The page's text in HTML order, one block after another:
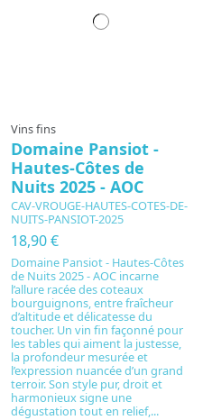
Vins fins
Domaine Pansiot -
Hautes-Côtes de
Nuits 2025 - AOC
CAV-VROUGE-HAUTES-COTES-DE-
NUITS-PANSIOT-2025
18,90 €
Domaine Pansiot - Hautes-Côtes
de Nuits 2025 - AOC incarne
l’allure racée des coteaux
bourguignons, entre fraîcheur
d’altitude et délicatesse du
toucher. Un vin fin façonné pour
les tables qui aiment la justesse,
la profondeur mesurée et
l’expression nuancée d’un grand
terroir. Son style pur, droit et
harmonieux signe une
dégustation tout en relief,...